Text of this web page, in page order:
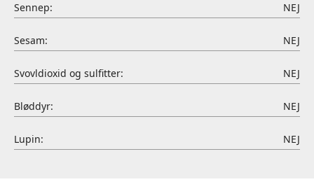
Sennep: NEJ
Sesam: NEJ
Svovldioxid og sulfitter: NEJ
Bløddyr: NEJ
Lupin: NEJ